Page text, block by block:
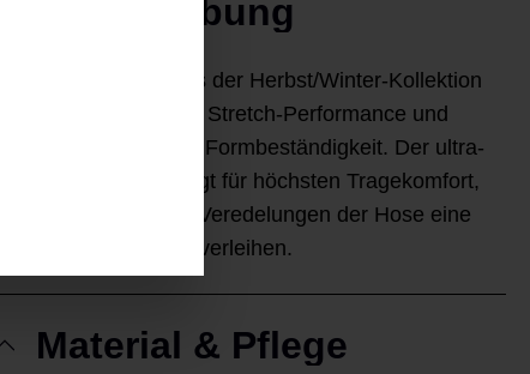
Beschreibung
Die TREY-472501 aus der Herbst/Winter-Kollektion
steht für revolutionäre Stretch-Performance und
bietet langanhaltende Formbeständigkeit. Der ultra-
softe Jogg-Denim sorgt für höchsten Tragekomfort,
während aufwendige Veredelungen der Hose eine
anspruchsvolle Optik verleihen.
Material & Pflege